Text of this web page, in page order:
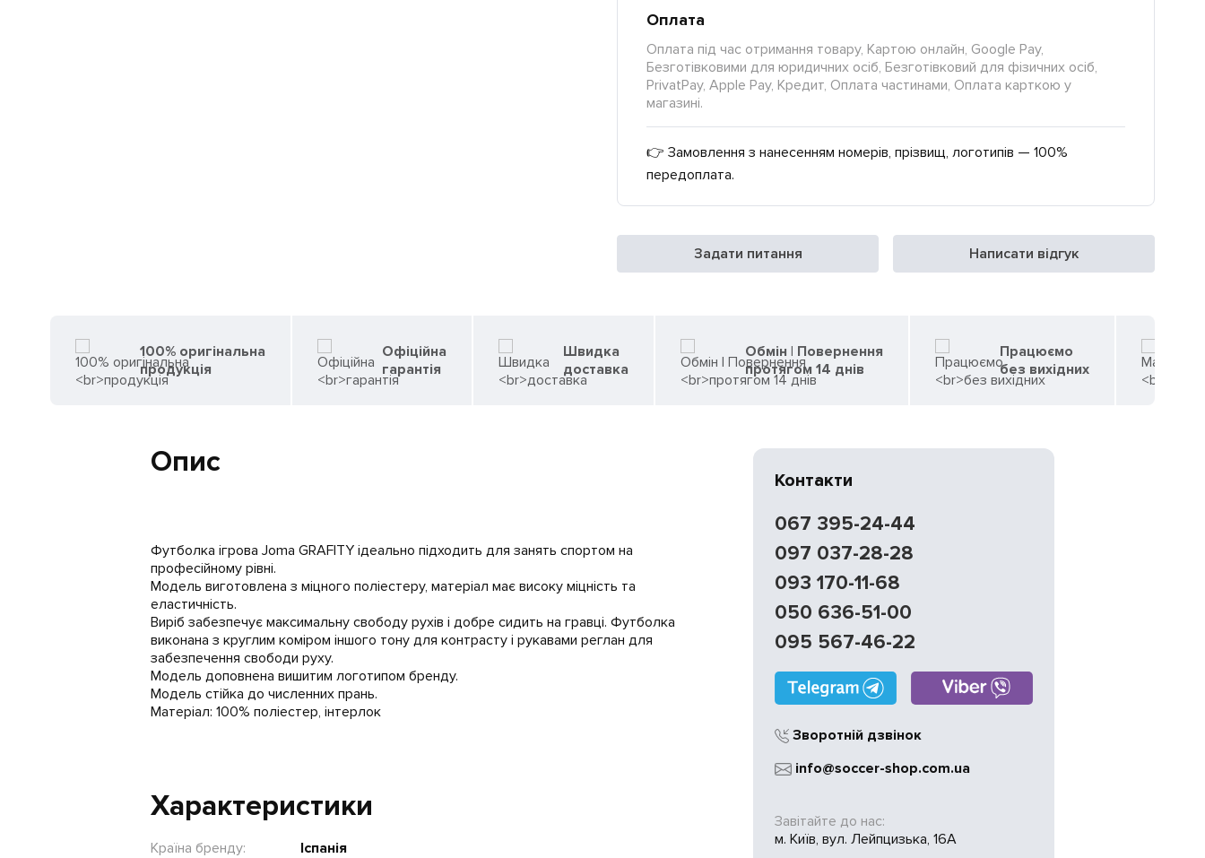
Оплата
Оплата під час отримання товару, Картою онлайн, Google Pay,
Безготівковими для юридичних осіб, Безготівковий для фізичних осіб,
PrivatPay, Apple Pay, Кредит, Оплата частинами, Оплата карткою у
магазині.
👉 Замовлення з нанесенням номерів, прізвищ, логотипів — 100%
передоплата.
Задати питання Написати відгук
100% оригінальна
продукція
Офіційна
гарантія
Швидка
доставка
Обмін | Повернення
протягом 14 днів
Працюємо
без вихідних
Опис
Футболка ігрова Joma GRAFITY ідеально підходить для занять спортом на
професійному рівні.
Модель виготовлена ​​з міцного поліестеру, матеріал має високу міцність та
еластичність.
Виріб забезпечує максимальну свободу рухів і добре сидить на гравці. Футболка
виконана з круглим коміром іншого тону для контрасту і рукавами реглан для
забезпечення свободи руху.
Модель доповнена вишитим логотипом бренду.
Модель стійка до численних прань.
Матеріал: 100% поліестер, інтерлок
Характеристики
Країна бренду:
Іспанія
Контакти
067 395-24-44
097 037-28-28
093 170-11-68
050 636-51-00
095 567-46-22
Зворотній дзвінок
info@soccer-shop.com.ua
Завітайте до нас:
м. Київ, вул. Лейпцизька, 16А